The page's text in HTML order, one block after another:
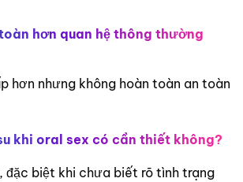
hơn quan hệ thông thường
hơn nhưng không hoàn toàn an toàn
khi oral sex có cần thiết không?
đặc biệt khi chưa biết rõ tình trạng